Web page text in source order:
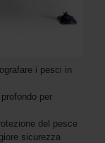
i pesci in
per
del pesce
sicurezza